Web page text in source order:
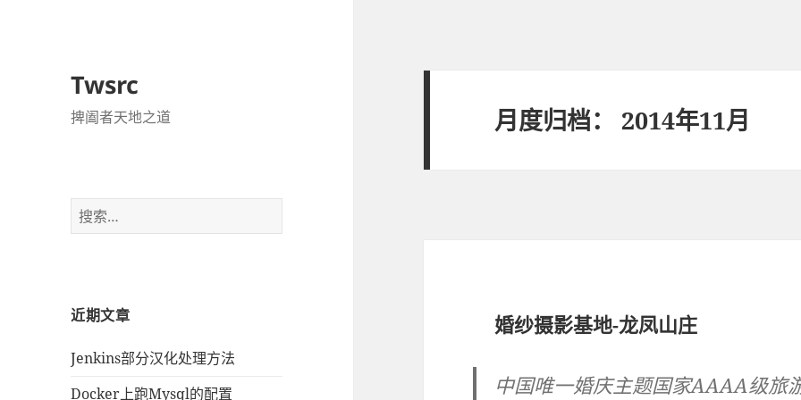
Twsrc
捭阖者天地之道
搜
索：
近期文章
Jenkins部分汉化处理方法
Docker上跑Mysql的配置
月度归档： 2014年11月
婚纱摄影基地-龙凤山庄
中国唯一婚庆主题国家AAAA级旅